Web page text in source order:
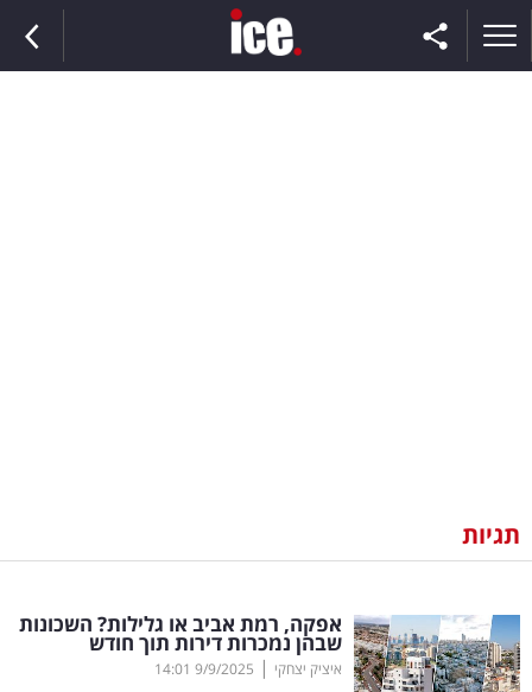
וצרכנות
דיגיטל
וטק
תגיות
אפקה, רמת אביב או גלילות? השכונות
שבהן נמכרות דירות תוך חודש
איציק יצחקי |
9/9/2025
14:01